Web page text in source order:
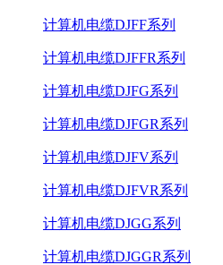
计算机电缆DJFF系列
计算机电缆DJFFR系列
计算机电缆DJFG系列
计算机电缆DJFGR系列
计算机电缆DJFV系列
计算机电缆DJFVR系列
计算机电缆DJGG系列
计算机电缆DJGGR系列